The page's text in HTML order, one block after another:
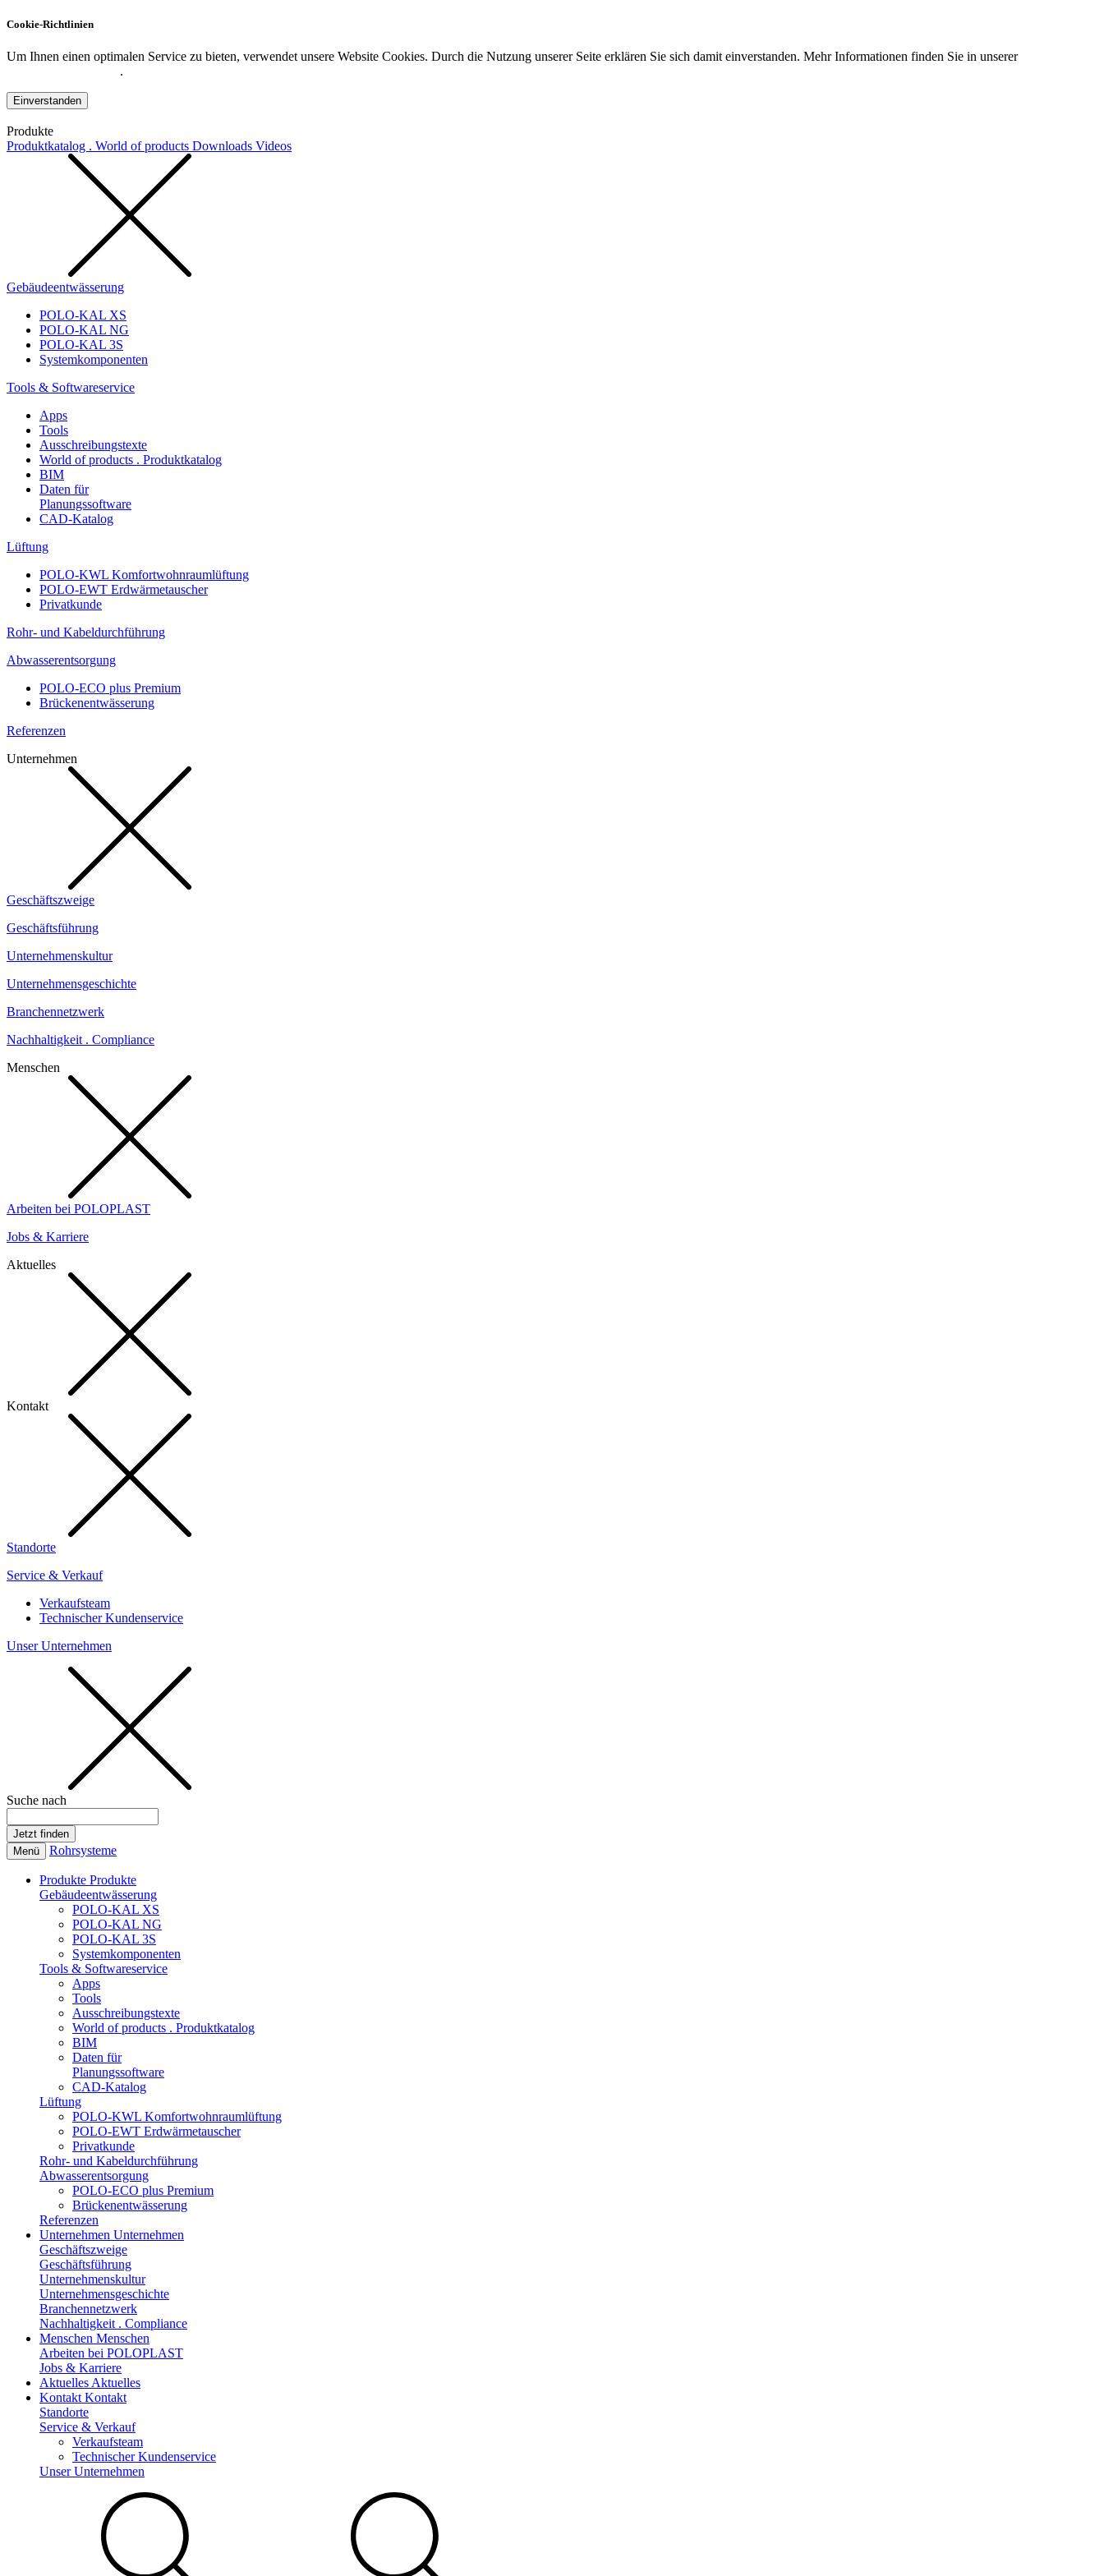
Cookie-Richtlinien
Um Ihnen einen optimalen Service zu bieten, verwendet unsere Website Cookies. Durch die Nutzung unserer Seite erklären Sie sich damit einverstanden. Mehr Informationen finden Sie in unserer
.
Einverstanden
Produkte
Produktkatalog . World of products Downloads Videos
Gebäudeentwässerung
POLO-KAL XS
POLO-KAL NG
POLO-KAL 3S
Systemkomponenten
Tools & Softwareservice
Apps
Tools
Ausschreibungstexte
World of products . Produktkatalog
BIM
Daten für
Planungssoftware
CAD-Katalog
Lüftung
POLO-KWL Komfortwohnraumlüftung
POLO-EWT Erdwärmetauscher
Privatkunde
Rohr- und Kabeldurchführung
Abwasserentsorgung
POLO-ECO plus Premium
Brückenentwässerung
Referenzen
Unternehmen
Geschäftszweige
Geschäftsführung
Unternehmenskultur
Unternehmensgeschichte
Branchennetzwerk
Nachhaltigkeit . Compliance
Menschen
Arbeiten bei POLOPLAST
Jobs & Karriere
Aktuelles
Kontakt
Standorte
Service & Verkauf
Verkaufsteam
Technischer Kundenservice
Unser Unternehmen
Suche nach
Menü Rohrsysteme
Produkte Produkte
Gebäudeentwässerung
POLO-KAL XS
POLO-KAL NG
POLO-KAL 3S
Systemkomponenten
Tools & Softwareservice
Apps
Tools
Ausschreibungstexte
World of products . Produktkatalog
BIM
Daten für
Planungssoftware
CAD-Katalog
Lüftung
POLO-KWL Komfortwohnraumlüftung
POLO-EWT Erdwärmetauscher
Privatkunde
Rohr- und Kabeldurchführung
Abwasserentsorgung
POLO-ECO plus Premium
Brückenentwässerung
Referenzen
Unternehmen Unternehmen
Geschäftszweige
Geschäftsführung
Unternehmenskultur
Unternehmensgeschichte
Branchennetzwerk
Nachhaltigkeit . Compliance
Menschen Menschen
Arbeiten bei POLOPLAST
Jobs & Karriere
Aktuelles Aktuelles
Kontakt Kontakt
Standorte
Service & Verkauf
Verkaufsteam
Technischer Kundenservice
Unser Unternehmen